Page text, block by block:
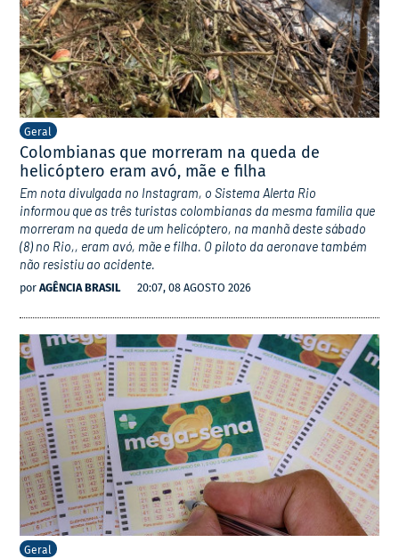
Geral
Colombianas que morreram na queda de
helicóptero eram avó, mãe e filha
Em nota divulgada no Instagram, o Sistema Alerta Rio
informou que as três turistas colombianas da mesma família que
morreram na queda de um helicóptero, na manhã deste sábado
(8) no Rio,, eram avó, mãe e filha. O piloto da aeronave também
não resistiu ao acidente.
por AGÊNCIA BRASIL 20:07, 08 AGOSTO 2026
Geral